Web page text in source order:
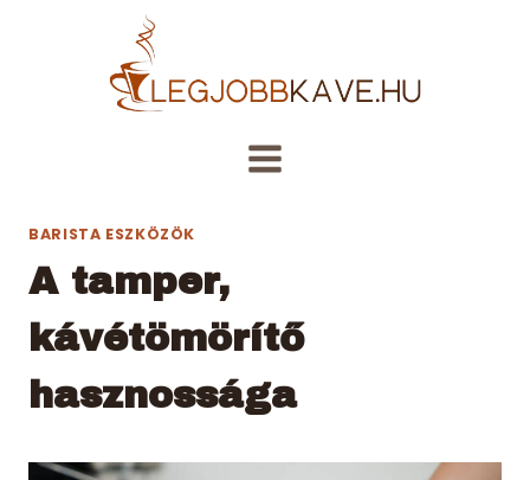
BARISTA ESZKÖZÖK
A tamper,
kávétömörítő
hasznossága